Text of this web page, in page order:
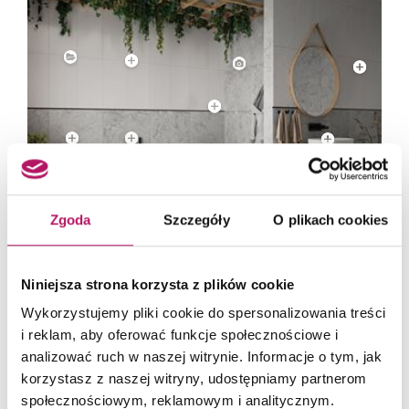
Zgoda Szczegóły O plikach cookies
Niniejsza strona korzysta z plików cookie
Wykorzystujemy pliki cookie do spersonalizowania treści
i reklam, aby oferować funkcje społecznościowe i
analizować ruch w naszej witrynie. Informacje o tym, jak
korzystasz z naszej witryny, udostępniamy partnerom
społecznościowym, reklamowym i analitycznym.